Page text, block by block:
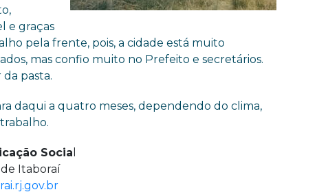
e graças
pela frente, pois, a cidade está muito
mas confio muito no Prefeito e secretários.
da pasta.
daqui a quatro meses, dependendo do clima,
Socia
Itaboraí